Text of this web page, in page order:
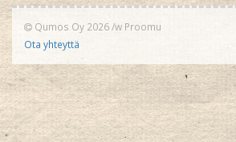
Qumos Oy 2026/w Proomu
Ota yhteyttä